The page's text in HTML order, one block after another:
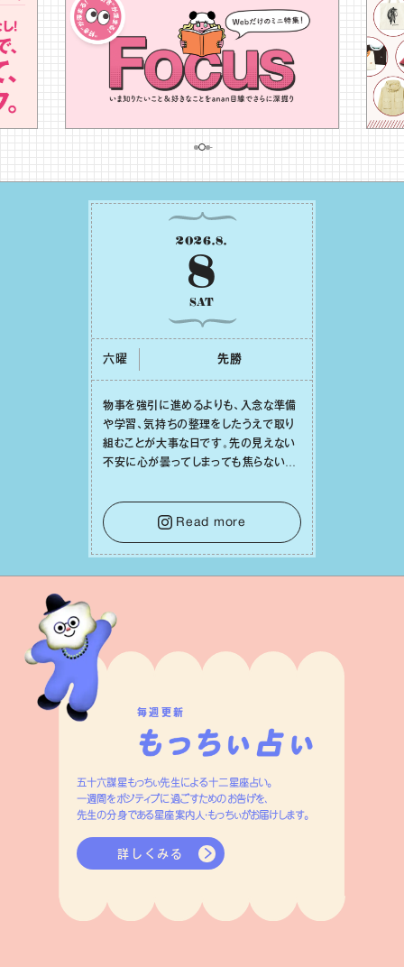
2026.8.
8
SAT
六曜 先勝
物事を強引に進めるよりも、⼊念な準備
や学習、気持ちの整理をしたうえで取り
組むことが⼤事な⽇です。先の⾒えない
不安に⼼が曇ってしまっても焦らない
⾝や疲れていそうな⼈をいたわることに
時間を使いましょう。ここでしっかりとエ
ネルギーを蓄え、困難を乗り越える⼒に
変えましょう。
Read more
毎週更新
五十六謀星もっちぃ先生による十二星座占い。
一週間をポジティブに過ごすためのお告げを、
先生の分身である星座案内人・もっちぃがお届けします。
詳しくみる